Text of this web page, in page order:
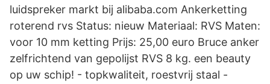
luidspreker markt bij alibaba.com Ankerketting
roterend rvs Status: nieuw Materiaal: RVS Maten:
voor 10 mm ketting Prijs: 25,00 euro Bruce anker
zelfrichtend van gepolijst RVS 8 kg. een beauty
op uw schip! - topkwaliteit, roestvrij staal -